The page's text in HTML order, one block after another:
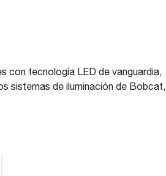
con tecnología LED de vanguardia,
sistemas de iluminación de Bobcat,